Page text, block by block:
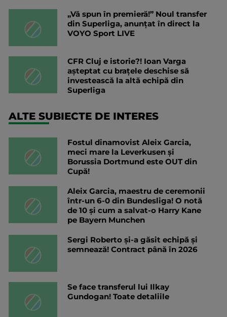
„Vă spun în premieră!” Noul transfer
din Superliga, anunțat în direct la
VOYO Sport LIVE
CFR Cluj e istorie?! Ioan Varga
așteptat cu brațele deschise să
investească la altă echipă din
Superliga
ALTE SUBIECTE DE INTERES
Fostul dinamovist Aleix Garcia,
meci mare la Leverkusen și
Borussia Dortmund este OUT din
Cupă!
Aleix Garcia, maestru de ceremonii
într-un 6-0 din Bundesliga! O notă
de 10 și cum a salvat-o Harry Kane
pe Bayern Munchen
Sergi Roberto și-a găsit echipă și
semnează! Contract până în 2026
Se face transferul lui Ilkay
Gundogan! Toate detaliile